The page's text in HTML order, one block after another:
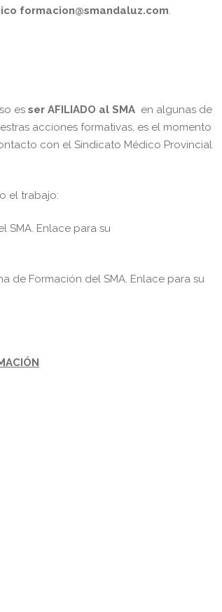
formacion@smandaluz.com.
es ser AFILIADO al SMA en algunas de
acciones formativas, es el momento
con el Sindicato Médico Provincial
el trabajo:
SMA. Enlace para su
de Formación del SMA. Enlace para su